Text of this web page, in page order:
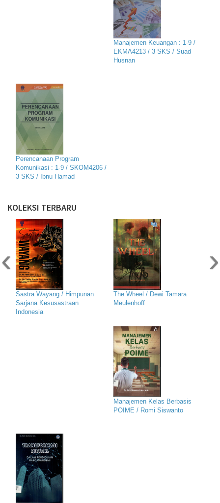
Manajemen Keuangan : 1-9 /
EKMA4213 / 3 SKS / Suad
Husnan
Perencanaan Program
Komunikasi : 1-9 / SKOM4206 /
3 SKS / Ibnu Hamad
KOLEKSI TERBARU
Sastra Wayang / Himpunan
Sarjana Kesusastraan
Indonesia
The Wheel / Dewi Tamara
Meulenhoff
Manajemen Kelas Berbasis
POIME / Romi Siswanto
‹ ›